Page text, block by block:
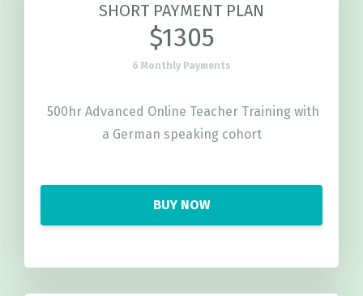
SHORT PAYMENT PLAN
$1305
6 Monthly Payments
500hr Advanced Online Teacher Training with
a German speaking cohort
BUY NOW